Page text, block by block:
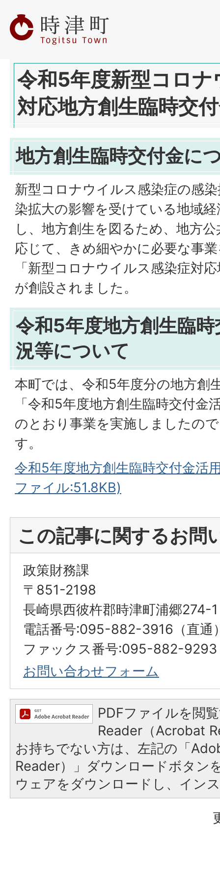
令和5年度新型コロ
対応地方創生臨時交
地方創生臨時交付金に
新型コロナウイルス感染症の感
染拡大の影響を受けている地域
し、地方創生を図るため、地方
応じて、きめ細やかに必要な事
「新型コロナウイルス感染症対
が創設されました。
令和5年度地方創生臨
況等について
本町では、令和5年度分の地方創
「令和5年度地方創生臨時交付金
のとおり事業を実施しましたの
す。
令和5年度地方創生臨時交付金活
ファイル:51.8KB)
この記事に関するお問
政策財務課
〒851-2198
長崎県西彼杵郡時津町浦郷274-1
電話番号:095-882-3916（直通
ファックス番号:095-882-9293
お問い合わせフォーム
PDFファイルを閲
Reader（Acrobat
お持ちでない方は、左記の「
Reader）」ダウンロードボタン
ウェアをダウンロードし、イン